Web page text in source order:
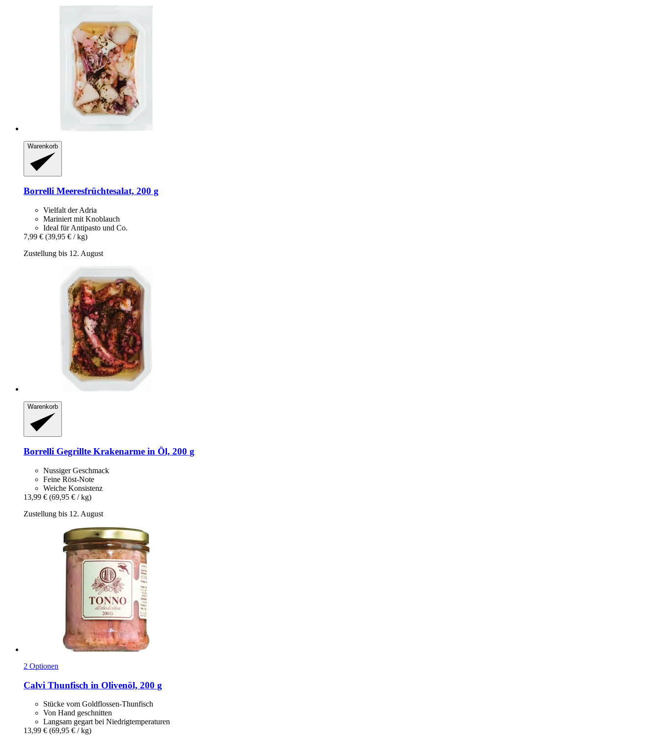
Warenkorb
Borrelli Meeresfrüchtesalat, 200 g
Vielfalt der Adria
Mariniert mit Knoblauch
Ideal für Antipasto und Co.
7,99 € (39,95 € / kg)
Zustellung bis 12. August
Warenkorb
Borrelli Gegrillte Krakenarme in Öl, 200 g
Nussiger Geschmack
Feine Röst-Note
Weiche Konsistenz
13,99 € (69,95 € / kg)
Zustellung bis 12. August
2 Optionen
Calvi Thunfisch in Olivenöl, 200 g
Stücke vom Goldflossen-Thunfisch
Von Hand geschnitten
Langsam gegart bei Niedrigtemperaturen
13,99 € (69,95 € / kg)